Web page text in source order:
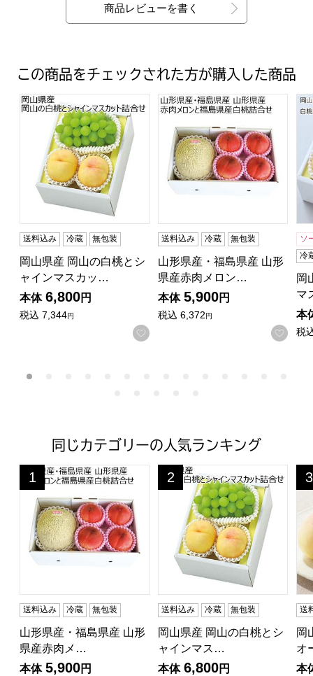
商品レビューを書く
この商品をチェックされた方が購入した商品
岡山県産 岡山の白桃とシャインマスカット詰合せ(お届け
送料込み 冷蔵 無包装
岡山県産 岡山の白桃とシ
ャインマスカッ…
本体 6,800円
税込 7,344円
お気に入りに登録する
山形県産・福島県産 山形県
送料込み 冷蔵 無包装
山形県産・福島県産 山形
県産赤肉メロン…
本体 5,900円
税込 6,372円
お気
岡
ソ
冷
岡
マ
本
税
同じカテゴリーの人気ランキング
山形県産・福島県産 山形県産赤肉メロンと福島県産白桃
1
位
送料込み 冷蔵 無包装
山形県産・福島県産 山形
県産赤肉メ…
本体 5,900円
岡山県産 岡山の白桃とシャ
2
位
送料込み 冷蔵 無包装
岡山県産 岡山の白桃とシ
ャインマス…
本体 6,800円
3
位
送
岡
オ
本